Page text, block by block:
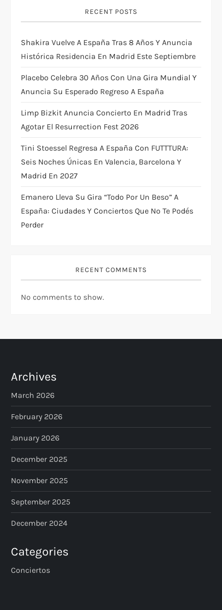
g
a
t
i
o
n
RECENT POSTS
Shakira Vuelve A España Tras 8 Años Y Anuncia
Histórica Residencia En Madrid Este Septiembre
Placebo Celebra 30 Años Con Una Gira Mundial Y
Anuncia Su Esperado Regreso A España
Limp Bizkit Anuncia Concierto En Madrid Tras
Agotar El Resurrection Fest 2026
Tini Stoessel Regresa A España Con FUTTTURA:
Seis Noches Únicas En Valencia, Barcelona Y
Madrid En 2027
Emanero Lleva Su Gira “Todo Por Un Beso” A
España: Ciudades Y Conciertos Que No Te Podés
Perder
RECENT COMMENTS
No comments to show.
Archives
March 2026
February 2026
January 2026
December 2025
November 2025
September 2025
December 2024
Categories
Conciertos